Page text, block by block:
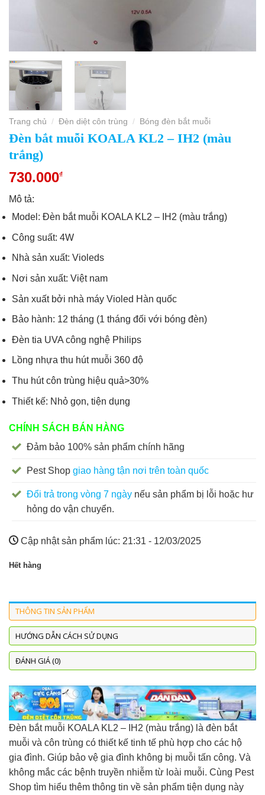
Trang chủ / Đèn diệt côn trùng / Bóng đèn bắt muỗi
Đèn bắt muỗi KOALA KL2 – IH2 (màu
trắng)
730.000₫
Mô tả:
Model: Đèn bắt muỗi KOALA KL2 – IH2 (màu trắng)
Công suất: 4W
Nhà sản xuất: Violeds
Nơi sản xuất: Việt nam
Sản xuất bởi nhà máy Violed Hàn quốc
Bảo hành: 12 tháng (1 tháng đối với bóng đèn)
Đèn tia UVA công nghệ Philips
Lồng nhựa thu hút muỗi 360 độ
Thu hút côn trùng hiệu quả>30%
Thiết kế: Nhỏ gọn, tiện dụng
CHÍNH SÁCH BÁN HÀNG
Đảm bảo 100% sản phẩm chính hãng
Pest Shop giao hàng tận nơi trên toàn quốc
Đổi trả trong vòng 7 ngày nếu sản phẩm bị lỗi hoặc hư
hỏng do vận chuyển.
Cập nhật sản phẩm lúc: 21:31 - 12/03/2025
Hết hàng
THÔNG TIN SẢN PHẨM
HƯỚNG DẪN CÁCH SỬ DỤNG
ĐÁNH GIÁ (0)
Đèn bắt muỗi KOALA KL2 – IH2 (màu trắng) là đèn bắt
muỗi và côn trùng có thiết kế tinh tế phù hợp cho các hộ
gia đình. Giúp bảo vệ gia đình không bị muỗi tấn công. Và
không mắc các bệnh truyền nhiễm từ loài muỗi. Cùng Pest
Shop tìm hiểu thêm thông tin về sản phẩm tiện dụng này